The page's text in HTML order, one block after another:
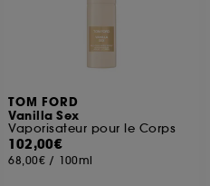
TOM FORD
Vanilla Sex
Vaporisateur pour le Corps
102,00€
68,00€ / 100ml